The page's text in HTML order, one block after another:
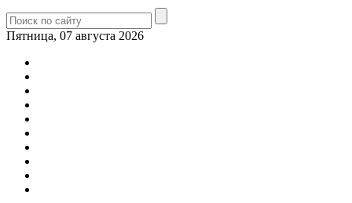
Пятница, 07 августа 2026